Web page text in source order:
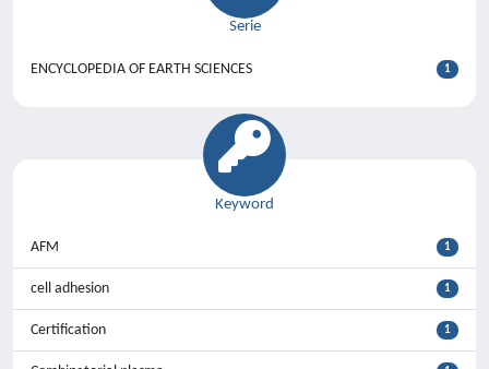
Serie
ENCYCLOPEDIA OF EARTH SCIENCES 1
Keyword
AFM 1
cell adhesion 1
Certification 1